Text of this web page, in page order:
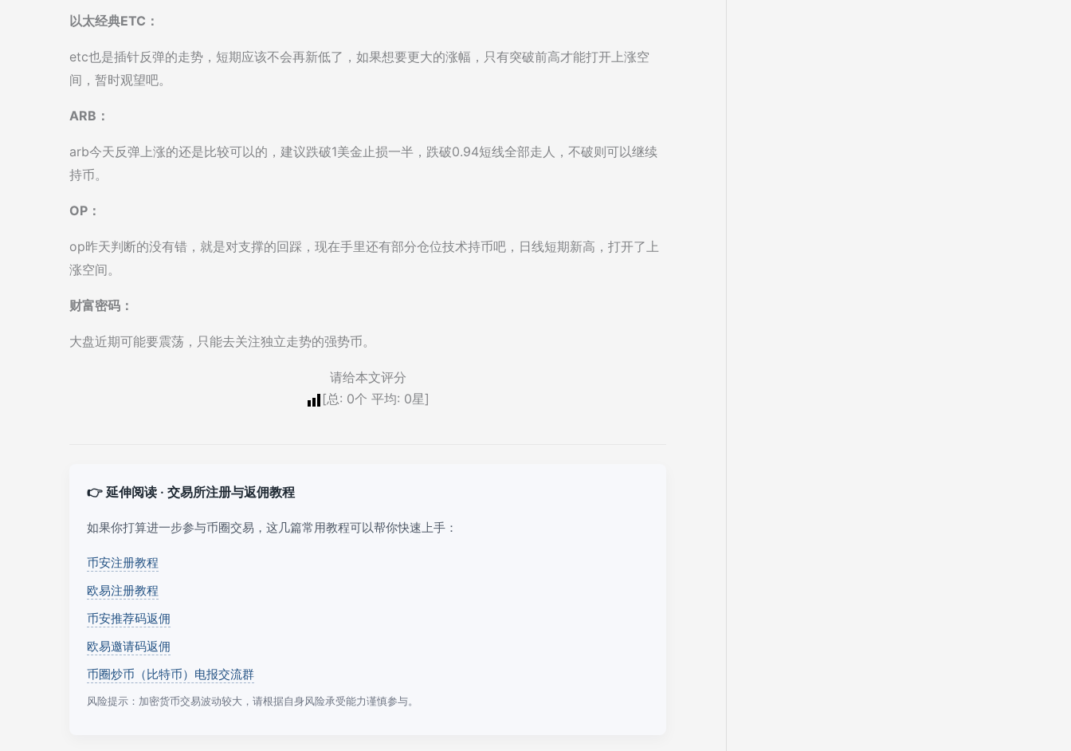
以太经典ETC：
etc也是插针反弹的走势，短期应该不会再新低了，如果想要更大的涨幅，只有突破前高才能打开上涨空
间，暂时观望吧。
ARB：
arb今天反弹上涨的还是比较可以的，建议跌破1美金止损一半，跌破0.94短线全部走人，不破则可以继续
持币。
OP：
op昨天判断的没有错，就是对支撑的回踩，现在手里还有部分仓位技术持币吧，日线短期新高，打开了上
涨空间。
财富密码：
大盘近期可能要震荡，只能去关注独立走势的强势币。
请给本文评分
[总: 0个 平均: 0星]
👉 延伸阅读 · 交易所注册与返佣教程
如果你打算进一步参与币圈交易，这几篇常用教程可以帮你快速上手：
币安注册教程
欧易注册教程
币安推荐码返佣
欧易邀请码返佣
币圈炒币（比特币）电报交流群
风险提示：加密货币交易波动较大，请根据自身风险承受能力谨慎参与。